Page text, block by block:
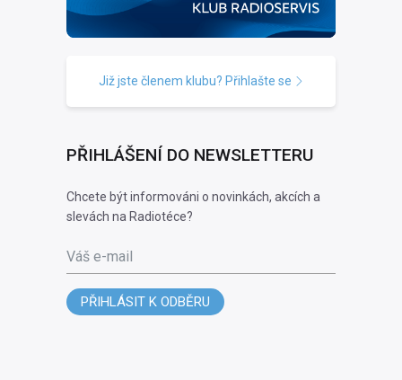
Již jste členem klubu? Přihlašte se
PŘIHLÁŠENÍ DO NEWSLETTERU
Chcete být informováni o novinkách, akcích a
slevách na Radiotéce?
Váš e-mail
PŘIHLÁSIT K ODBĚRU